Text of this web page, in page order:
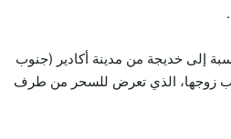
إلى خديجة من مدينة أكادير (جنوب
زوجها، الذي تعرض للسحر من طرف